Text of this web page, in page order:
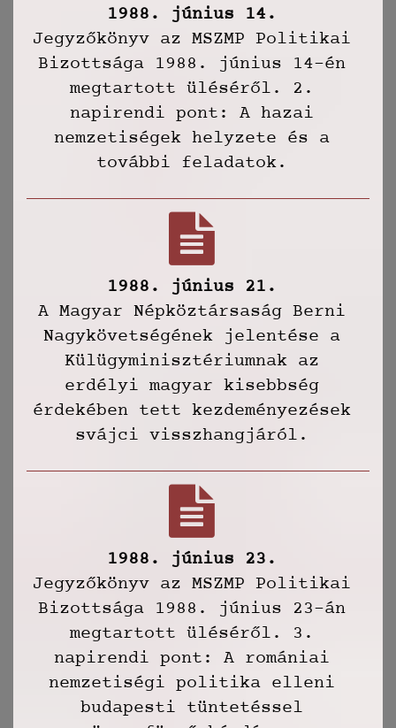
1988. június 14.
Jegyzőkönyv az MSZMP Politikai
Bizottsága 1988. június 14-én
megtartott üléséről. 2.
napirendi pont: A hazai
nemzetiségek helyzete és a
további feladatok.
1988. június 21.
A Magyar Népköztársaság Berni
Nagykövetségének jelentése a
Külügyminisztériumnak az
erdélyi magyar kisebbség
érdekében tett kezdeményezések
svájci visszhangjáról.
1988. június 23.
Jegyzőkönyv az MSZMP Politikai
Bizottsága 1988. június 23-án
megtartott üléséről. 3.
napirendi pont: A romániai
nemzetiségi politika elleni
budapesti tüntetéssel